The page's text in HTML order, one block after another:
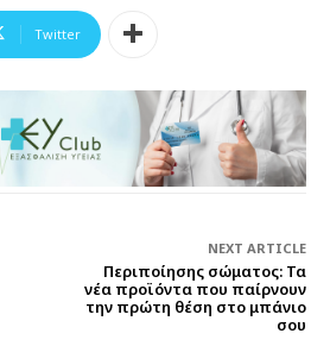
Twitter
NEXT ARTICLE
Περιποίησης σώματος: Τα
νέα προϊόντα που παίρνουν
την πρώτη θέση στο μπάνιο
σου